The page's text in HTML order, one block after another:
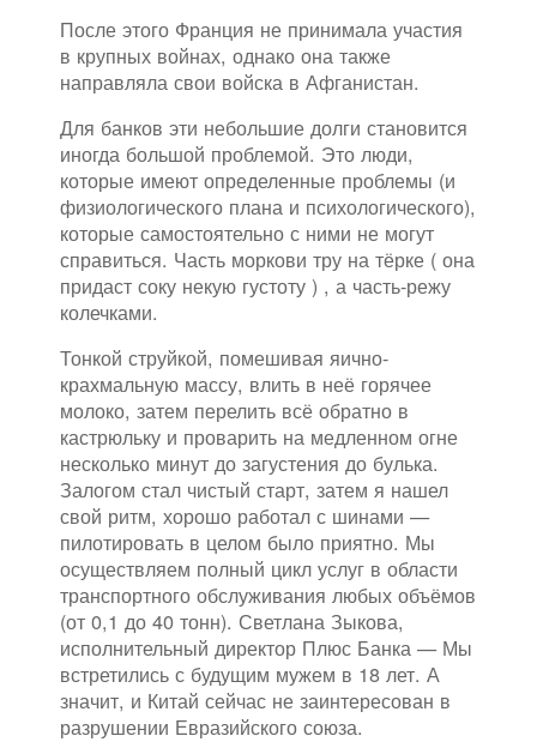
После этого Франция не принимала участия
в крупных войнах, однако она также
направляла свои войска в Афганистан.
Для банков эти небольшие долги становится
иногда большой проблемой. Это люди,
которые имеют определенные проблемы (и
физиологического плана и психологического),
которые самостоятельно с ними не могут
справиться. Часть моркови тру на тёрке ( она
придаст соку некую густоту ) , а часть-режу
колечками.
Тонкой струйкой, помешивая яично-
крахмальную массу, влить в неё горячее
молоко, затем перелить всё обратно в
кастрюльку и проварить на медленном огне
несколько минут до загустения до булька.
Залогом стал чистый старт, затем я нашел
свой ритм, хорошо работал с шинами —
пилотировать в целом было приятно. Мы
осуществляем полный цикл услуг в области
транспортного обслуживания любых объёмов
(от 0,1 до 40 тонн). Светлана Зыкова,
исполнительный директор Плюс Банка — Мы
встретились с будущим мужем в 18 лет. А
значит, и Китай сейчас не заинтересован в
разрушении Евразийского союза.